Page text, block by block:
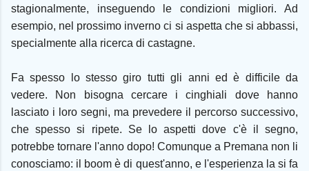
stagionalmente, inseguendo le condizioni migliori. Ad
esempio, nel prossimo inverno ci si aspetta che si abbassi,
specialmente alla ricerca di castagne.
Fa spesso lo stesso giro tutti gli anni ed è difficile da
vedere. Non bisogna cercare i cinghiali dove hanno
lasciato i loro segni, ma prevedere il percorso successivo,
che spesso si ripete. Se lo aspetti dove c'è il segno,
potrebbe tornare l'anno dopo! Comunque a Premana non li
conosciamo: il boom è di quest'anno, e l'esperienza la si fa